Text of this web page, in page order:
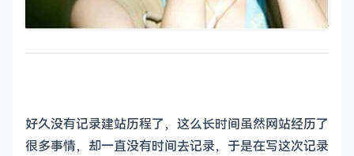
好久没有记录建站历程了，这么长时间虽然网站经历了
很多事情，却一直没有时间去记录，于是在写这次记录